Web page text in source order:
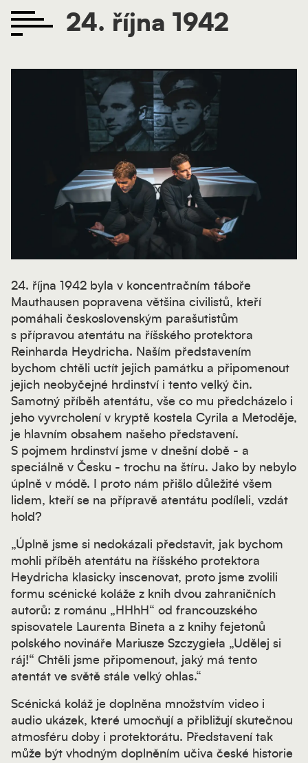
24. října 1942
24. října 1942 byla v koncentračním táboře
Mauthausen popravena většina civilistů, kteří
pomáhali československým parašutistům
s přípravou atentátu na říšského protektora
Reinharda Heydricha. Naším představením
bychom chtěli uctít jejich památku a připomenout
jejich neobyčejné hrdinství i tento velký čin.
Samotný příběh atentátu, vše co mu předcházelo i
jeho vyvrcholení v kryptě kostela Cyrila a Metoděje,
je hlavním obsahem našeho představení.
S pojmem hrdinství jsme v dnešní době - a
speciálně v Česku - trochu na štíru. Jako by nebylo
úplně v módě. I proto nám přišlo důležité všem
lidem, kteří se na přípravě atentátu podíleli, vzdát
hold?
„Úplně jsme si nedokázali představit, jak bychom
mohli příběh atentátu na říšského protektora
Heydricha klasicky inscenovat, proto jsme zvolili
formu scénické koláže z knih dvou zahraničních
autorů: z románu „HHhH“ od francouzského
spisovatele Laurenta Bineta a z knihy fejetonů
polského novináře Mariusze Szczygieła „Udělej si
ráj!“ Chtěli jsme připomenout, jaký má tento
atentát ve světě stále velký ohlas.“
Scénická koláž je doplněna množstvím video i
audio ukázek, které umocňují a přibližují skutečnou
atmosféru doby i protektorátu. Představení tak
může být vhodným doplněním učiva české historie